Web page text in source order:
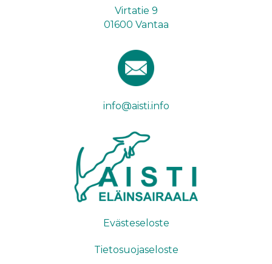
Virtatie 9
01600 Vantaa
info@aisti.info
Evästeseloste
Tietosuojaseloste